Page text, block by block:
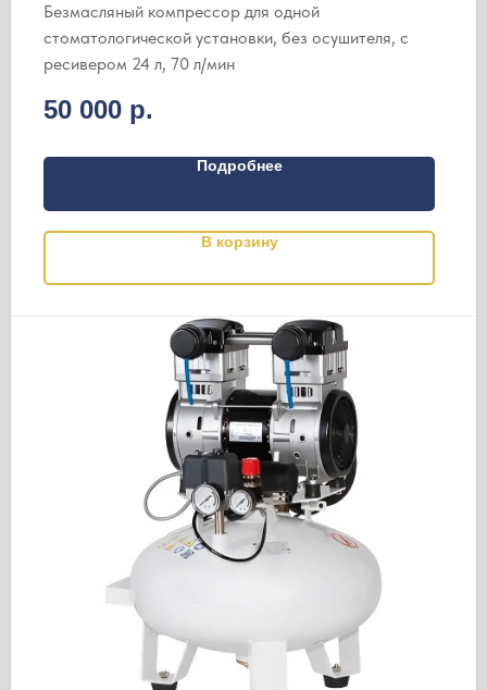
Безмасляный компрессор для одной
стоматологической установки, без осушителя, с
ресивером 24 л, 70 л/мин
50 000 р.
Подробнее
В корзину